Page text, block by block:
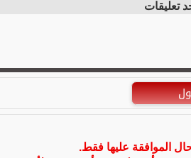
تعليقات
الموافقة عليها فقط.